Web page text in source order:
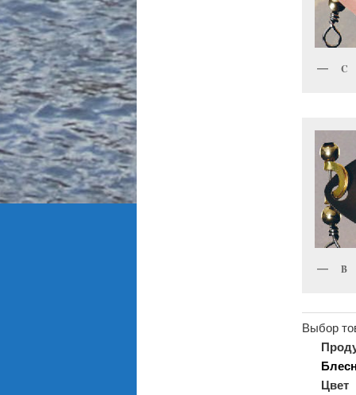
C
B
Выбор
Цвет